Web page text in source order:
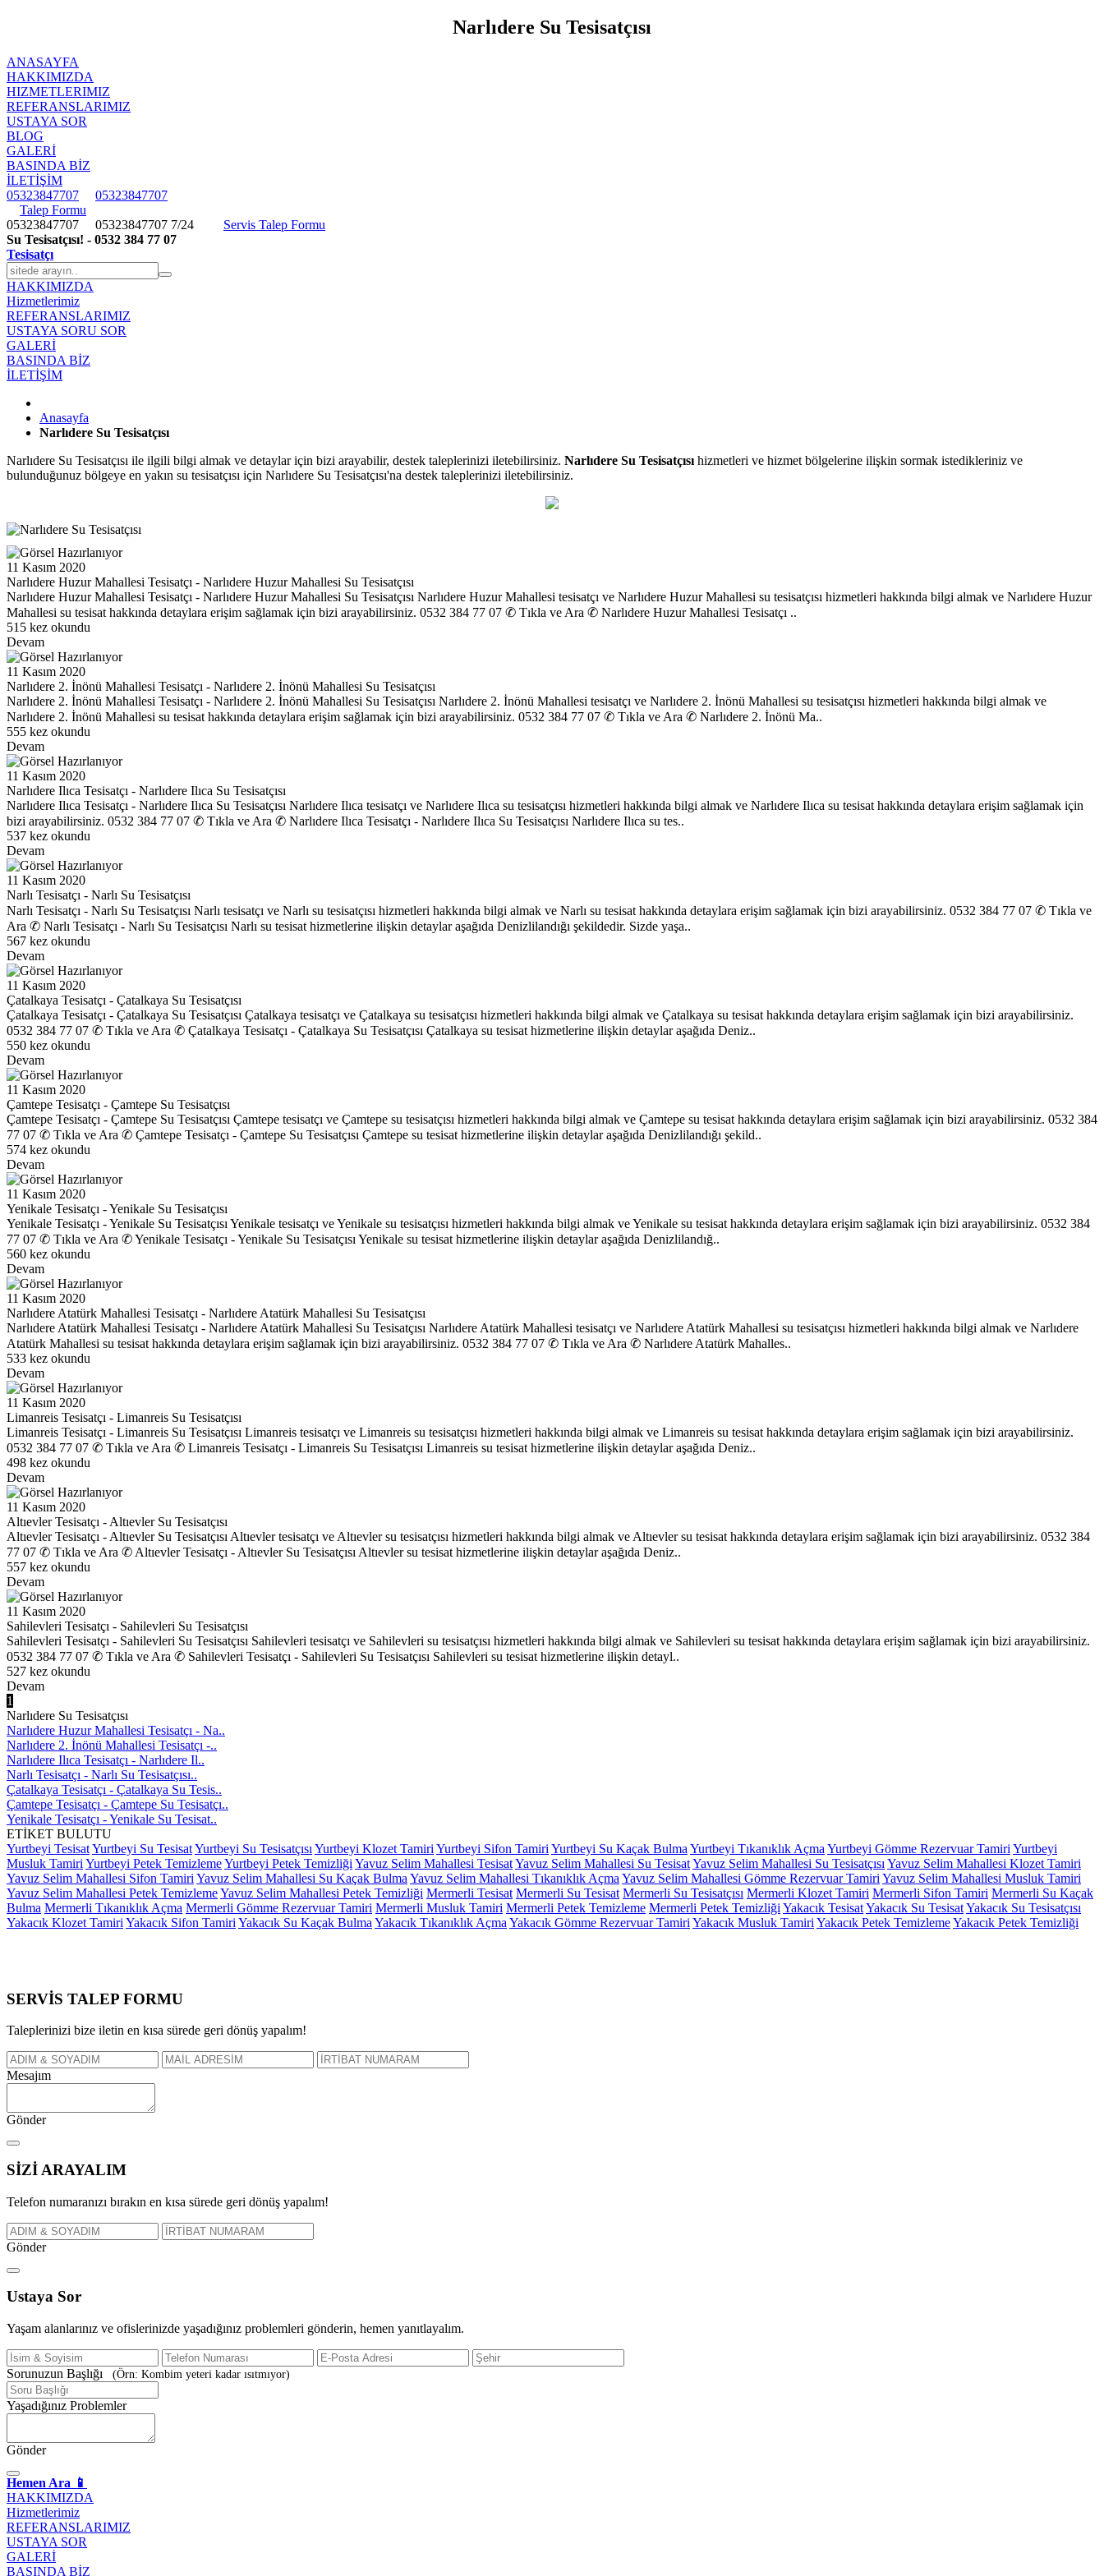
Narlıdere Su Tesisatçısı
ANASAYFA
HAKKIMIZDA
HIZMETLERIMIZ
REFERANSLARIMIZ
USTAYA SOR
BLOG
GALERİ
BASINDA BİZ
İLETİŞİM
05323847707
05323847707
Talep Formu
05323847707 05323847707 7/24
Servis Talep Formu
Su Tesisatçısı! - 0532 384 77 07
Tesisatçı
HAKKIMIZDA
Hizmetlerimiz
REFERANSLARIMIZ
USTAYA SORU SOR
GALERİ
BASINDA BİZ
İLETİŞİM
Anasayfa
Narlıdere Su Tesisatçısı
Narlıdere Su Tesisatçısı ile ilgili bilgi almak ve detaylar için bizi arayabilir, destek taleplerinizi iletebilirsiniz. Narlıdere Su Tesisatçısı hizmetleri ve hizmet bölgelerine ilişkin sormak istedikleriniz ve
bulunduğunuz bölgeye en yakın su tesisatçısı için Narlıdere Su Tesisatçısı'na destek taleplerinizi iletebilirsiniz.
11 Kasım 2020
Narlıdere Huzur Mahallesi Tesisatçı - Narlıdere Huzur Mahallesi Su Tesisatçısı
Narlıdere Huzur Mahallesi Tesisatçı - Narlıdere Huzur Mahallesi Su Tesisatçısı Narlıdere Huzur Mahallesi tesisatçı ve Narlıdere Huzur Mahallesi su tesisatçısı hizmetleri hakkında bilgi almak ve Narlıdere Huzur
Mahallesi su tesisat hakkında detaylara erişim sağlamak için bizi arayabilirsiniz. 0532 384 77 07 ✆ Tıkla ve Ara ✆ Narlıdere Huzur Mahallesi Tesisatçı ..
515 kez okundu
Devam
11 Kasım 2020
Narlıdere 2. İnönü Mahallesi Tesisatçı - Narlıdere 2. İnönü Mahallesi Su Tesisatçısı
Narlıdere 2. İnönü Mahallesi Tesisatçı - Narlıdere 2. İnönü Mahallesi Su Tesisatçısı Narlıdere 2. İnönü Mahallesi tesisatçı ve Narlıdere 2. İnönü Mahallesi su tesisatçısı hizmetleri hakkında bilgi almak ve
Narlıdere 2. İnönü Mahallesi su tesisat hakkında detaylara erişim sağlamak için bizi arayabilirsiniz. 0532 384 77 07 ✆ Tıkla ve Ara ✆ Narlıdere 2. İnönü Ma..
555 kez okundu
Devam
11 Kasım 2020
Narlıdere Ilıca Tesisatçı - Narlıdere Ilıca Su Tesisatçısı
Narlıdere Ilıca Tesisatçı - Narlıdere Ilıca Su Tesisatçısı Narlıdere Ilıca tesisatçı ve Narlıdere Ilıca su tesisatçısı hizmetleri hakkında bilgi almak ve Narlıdere Ilıca su tesisat hakkında detaylara erişim sağlamak için
bizi arayabilirsiniz. 0532 384 77 07 ✆ Tıkla ve Ara ✆ Narlıdere Ilıca Tesisatçı - Narlıdere Ilıca Su Tesisatçısı Narlıdere Ilıca su tes..
537 kez okundu
Devam
11 Kasım 2020
Narlı Tesisatçı - Narlı Su Tesisatçısı
Narlı Tesisatçı - Narlı Su Tesisatçısı Narlı tesisatçı ve Narlı su tesisatçısı hizmetleri hakkında bilgi almak ve Narlı su tesisat hakkında detaylara erişim sağlamak için bizi arayabilirsiniz. 0532 384 77 07 ✆ Tıkla ve
Ara ✆ Narlı Tesisatçı - Narlı Su Tesisatçısı Narlı su tesisat hizmetlerine ilişkin detaylar aşağıda Denizlilandığı şekildedir. Sizde yaşa..
567 kez okundu
Devam
11 Kasım 2020
Çatalkaya Tesisatçı - Çatalkaya Su Tesisatçısı
Çatalkaya Tesisatçı - Çatalkaya Su Tesisatçısı Çatalkaya tesisatçı ve Çatalkaya su tesisatçısı hizmetleri hakkında bilgi almak ve Çatalkaya su tesisat hakkında detaylara erişim sağlamak için bizi arayabilirsiniz.
0532 384 77 07 ✆ Tıkla ve Ara ✆ Çatalkaya Tesisatçı - Çatalkaya Su Tesisatçısı Çatalkaya su tesisat hizmetlerine ilişkin detaylar aşağıda Deniz..
550 kez okundu
Devam
11 Kasım 2020
Çamtepe Tesisatçı - Çamtepe Su Tesisatçısı
Çamtepe Tesisatçı - Çamtepe Su Tesisatçısı Çamtepe tesisatçı ve Çamtepe su tesisatçısı hizmetleri hakkında bilgi almak ve Çamtepe su tesisat hakkında detaylara erişim sağlamak için bizi arayabilirsiniz. 0532 384
77 07 ✆ Tıkla ve Ara ✆ Çamtepe Tesisatçı - Çamtepe Su Tesisatçısı Çamtepe su tesisat hizmetlerine ilişkin detaylar aşağıda Denizlilandığı şekild..
574 kez okundu
Devam
11 Kasım 2020
Yenikale Tesisatçı - Yenikale Su Tesisatçısı
Yenikale Tesisatçı - Yenikale Su Tesisatçısı Yenikale tesisatçı ve Yenikale su tesisatçısı hizmetleri hakkında bilgi almak ve Yenikale su tesisat hakkında detaylara erişim sağlamak için bizi arayabilirsiniz. 0532 384
77 07 ✆ Tıkla ve Ara ✆ Yenikale Tesisatçı - Yenikale Su Tesisatçısı Yenikale su tesisat hizmetlerine ilişkin detaylar aşağıda Denizlilandığ..
560 kez okundu
Devam
11 Kasım 2020
Narlıdere Atatürk Mahallesi Tesisatçı - Narlıdere Atatürk Mahallesi Su Tesisatçısı
Narlıdere Atatürk Mahallesi Tesisatçı - Narlıdere Atatürk Mahallesi Su Tesisatçısı Narlıdere Atatürk Mahallesi tesisatçı ve Narlıdere Atatürk Mahallesi su tesisatçısı hizmetleri hakkında bilgi almak ve Narlıdere
Atatürk Mahallesi su tesisat hakkında detaylara erişim sağlamak için bizi arayabilirsiniz. 0532 384 77 07 ✆ Tıkla ve Ara ✆ Narlıdere Atatürk Mahalles..
533 kez okundu
Devam
11 Kasım 2020
Limanreis Tesisatçı - Limanreis Su Tesisatçısı
Limanreis Tesisatçı - Limanreis Su Tesisatçısı Limanreis tesisatçı ve Limanreis su tesisatçısı hizmetleri hakkında bilgi almak ve Limanreis su tesisat hakkında detaylara erişim sağlamak için bizi arayabilirsiniz.
0532 384 77 07 ✆ Tıkla ve Ara ✆ Limanreis Tesisatçı - Limanreis Su Tesisatçısı Limanreis su tesisat hizmetlerine ilişkin detaylar aşağıda Deniz..
498 kez okundu
Devam
11 Kasım 2020
Altıevler Tesisatçı - Altıevler Su Tesisatçısı
Altıevler Tesisatçı - Altıevler Su Tesisatçısı Altıevler tesisatçı ve Altıevler su tesisatçısı hizmetleri hakkında bilgi almak ve Altıevler su tesisat hakkında detaylara erişim sağlamak için bizi arayabilirsiniz. 0532 384
77 07 ✆ Tıkla ve Ara ✆ Altıevler Tesisatçı - Altıevler Su Tesisatçısı Altıevler su tesisat hizmetlerine ilişkin detaylar aşağıda Deniz..
557 kez okundu
Devam
11 Kasım 2020
Sahilevleri Tesisatçı - Sahilevleri Su Tesisatçısı
Sahilevleri Tesisatçı - Sahilevleri Su Tesisatçısı Sahilevleri tesisatçı ve Sahilevleri su tesisatçısı hizmetleri hakkında bilgi almak ve Sahilevleri su tesisat hakkında detaylara erişim sağlamak için bizi arayabilirsiniz.
0532 384 77 07 ✆ Tıkla ve Ara ✆ Sahilevleri Tesisatçı - Sahilevleri Su Tesisatçısı Sahilevleri su tesisat hizmetlerine ilişkin detayl..
527 kez okundu
Devam
1
Narlıdere Su Tesisatçısı
Narlıdere Huzur Mahallesi Tesisatçı - Na..
Narlıdere 2. İnönü Mahallesi Tesisatçı -..
Narlıdere Ilıca Tesisatçı - Narlıdere Il..
Narlı Tesisatçı - Narlı Su Tesisatçısı..
Çatalkaya Tesisatçı - Çatalkaya Su Tesis..
Çamtepe Tesisatçı - Çamtepe Su Tesisatçı..
Yenikale Tesisatçı - Yenikale Su Tesisat..
ETİKET BULUTU
Yurtbeyi TesisatYurtbeyi Su TesisatYurtbeyi Su Tesisatçısı Yurtbeyi Klozet Tamiri Yurtbeyi Sifon Tamiri Yurtbeyi Su Kaçak Bulma Yurtbeyi Tıkanıklık Açma Yurtbeyi Gömme Rezervuar Tamiri Yurtbeyi
Musluk Tamiri Yurtbeyi Petek TemizlemeYurtbeyi Petek Temizliği Yavuz Selim Mahallesi TesisatYavuz Selim Mahallesi Su TesisatYavuz Selim Mahallesi Su Tesisatçısı Yavuz Selim Mahallesi Klozet Tamiri
Yavuz Selim Mahallesi Sifon Tamiri Yavuz Selim Mahallesi Su Kaçak Bulma Yavuz Selim Mahallesi Tıkanıklık Açma Yavuz Selim Mahallesi Gömme Rezervuar Tamiri Yavuz Selim Mahallesi Musluk Tamiri
Yavuz Selim Mahallesi Petek TemizlemeYavuz Selim Mahallesi Petek Temizliği Mermerli Tesisat Mermerli Su Tesisat Mermerli Su Tesisatçısı Mermerli Klozet Tamiri Mermerli Sifon Tamiri Mermerli Su Kaçak
Bulma Mermerli Tıkanıklık Açma Mermerli Gömme Rezervuar Tamiri Mermerli Musluk Tamiri Mermerli Petek Temizleme Mermerli Petek Temizliği Yakacık TesisatYakacık Su TesisatYakacık Su Tesisatçısı
Yakacık Klozet Tamiri Yakacık Sifon Tamiri Yakacık Su Kaçak Bulma Yakacık Tıkanıklık Açma Yakacık Gömme Rezervuar Tamiri Yakacık Musluk Tamiri Yakacık Petek TemizlemeYakacık Petek Temizliği
SERVİS TALEP FORMU
Taleplerinizi bize iletin en kısa sürede geri dönüş yapalım!
Mesajım
Gönder
SİZİ ARAYALIM
Telefon numaranızı bırakın en kısa sürede geri dönüş yapalım!
Gönder
Ustaya Sor
Yaşam alanlarınız ve ofislerinizde yaşadığınız problemleri gönderin, hemen yanıtlayalım.
Sorunuzun Başlığı (Örn: Kombim yeteri kadar ısıtmıyor)
Yaşadığınız Problemler
Gönder
Hemen Ara 📱
HAKKIMIZDA
Hizmetlerimiz
REFERANSLARIMIZ
USTAYA SOR
GALERİ
BASINDA BİZ